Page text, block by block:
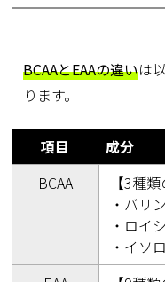
BCAAとEAAの違いは
ります。
項目
成分
BCAA
【3種
・バリン
・ロイ
・イソ